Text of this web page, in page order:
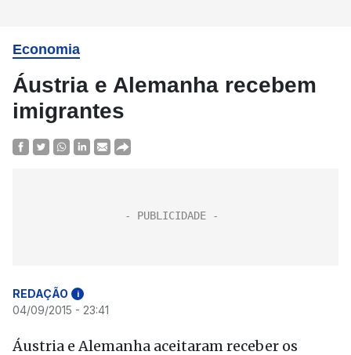
Economia
Áustria e Alemanha recebem
imigrantes
REDAÇÃO i
04/09/2015 - 23:41
Áustria e Alemanha aceitaram receber os